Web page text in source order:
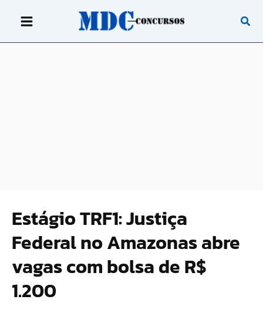
Estágio TRF1: Justiça
Federal no Amazonas abre
vagas com bolsa de R$
1.200